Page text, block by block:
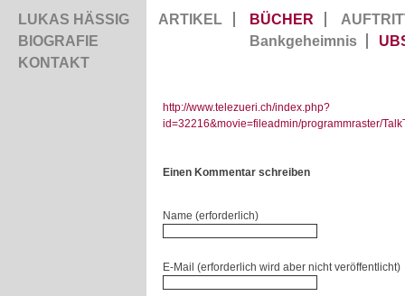
LUKAS HÄSSIG
BIOGRAFIE
KONTAKT
ARTIKEL BÜCHER
Bankgeheimnis
http://www.telezueri.ch/index.php?
id=32216&movie=fileadmin/programmraster/
Einen Kommentar schreiben
Name (erforderlich)
E-Mail (erforderlich wird aber nicht veröffentlicht)